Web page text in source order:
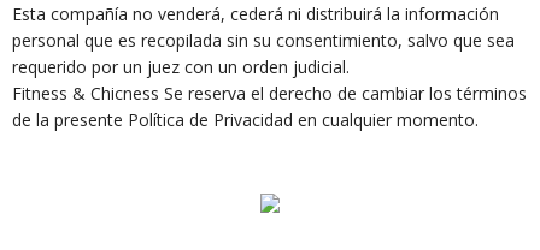
Esta compañía no venderá, cederá ni distribuirá la información
personal que es recopilada sin su consentimiento, salvo que sea
requerido por un juez con un orden judicial.
Fitness & Chicness Se reserva el derecho de cambiar los términos
de la presente Política de Privacidad en cualquier momento.